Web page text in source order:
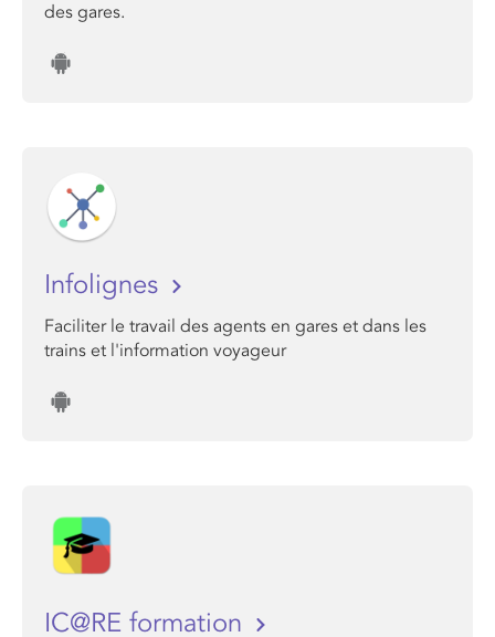
des gares.
Infolignes
Faciliter le travail des agents en gares et dans les
trains et l'information voyageur
IC@RE formation